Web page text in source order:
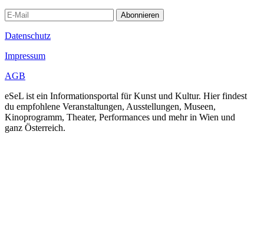
Abonnieren
Datenschutz
Impressum
AGB
eSeL ist ein Informationsportal für Kunst und Kultur. Hier findest
du empfohlene Veranstaltungen, Ausstellungen, Museen,
Kinoprogramm, Theater, Performances und mehr in Wien und
ganz Österreich.